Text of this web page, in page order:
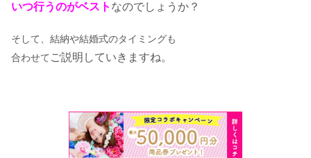
いつ行うのがベスト なのでしょうか？
そして、結納や結婚式のタイミングも
合わせて ご説明していきますね。